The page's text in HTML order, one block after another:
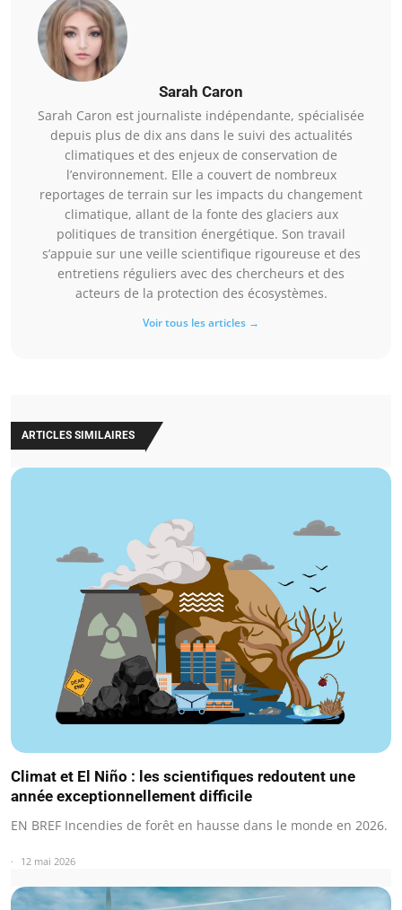
Sarah Caron
Sarah Caron est journaliste indépendante, spécialisée
depuis plus de dix ans dans le suivi des actualités
climatiques et des enjeux de conservation de
l’environnement. Elle a couvert de nombreux
reportages de terrain sur les impacts du changement
climatique, allant de la fonte des glaciers aux
politiques de transition énergétique. Son travail
s’appuie sur une veille scientifique rigoureuse et des
entretiens réguliers avec des chercheurs et des
acteurs de la protection des écosystèmes.
Voir tous les articles →
ARTICLES SIMILAIRES
Climat et El Niño : les scientifiques redoutent une
année exceptionnellement difficile
EN BREF Incendies de forêt en hausse dans le monde en 2026.
12 mai 2026